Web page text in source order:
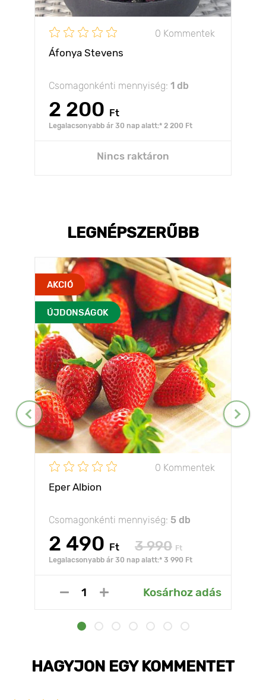
0 Kommentek
Áfonya Stevens
Csomagonkénti mennyiség: 1 db
2 200 Ft
Legalacsonyabb ár 30 nap alatt:* 2 200 Ft
Nincs raktáron
LEGNÉPSZERŰBB
AKCIÓ
ÚJDONSÁGOK
0 Kommentek
Eper Albion
Csomagonkénti mennyiség: 5 db
2 490 Ft 3 990 Ft
Legalacsonyabb ár 30 nap alatt:* 3 990 Ft
Kosárhoz adás
HAGYJON EGY KOMMENTET